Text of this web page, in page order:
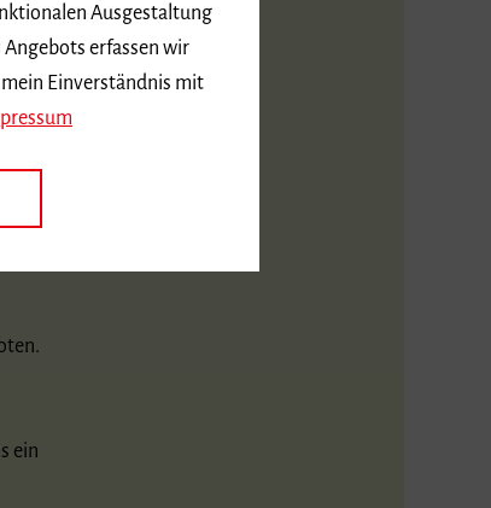
Musik
ein
Ausgestaltung
erfassen wir
Einverständnis mit